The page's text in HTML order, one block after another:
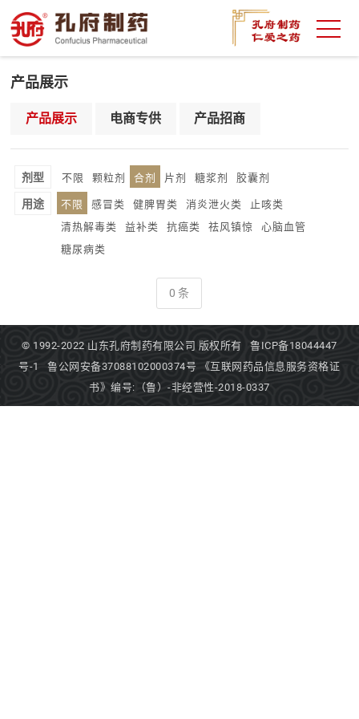
产品展示
产品展示 电商专供 产品招商
剂型 不限 颗粒剂 合剂 片剂 糖浆剂 胶囊剂
用途 不限 感冒类 健脾胃类 消炎泄火类
止咳类
清热解毒类
益补类 抗癌类 祛风镇惊
心脑血管
糖尿病类
0 条
© 1992-2022 山东孔府制药有限公司 版权所有鲁ICP备18044447
号-1
鲁公网安备37088102000374号
《互联网药品信息服务资格证
书》编号:（鲁）-非经营性-2018-0337